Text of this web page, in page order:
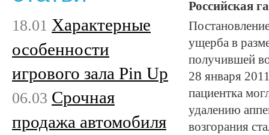
Российская
ущерба в
получившей
28 января
пациентка
удалению
возгорания
18.01 Характерные
особенности
игрового зала Pin Up
06.03 Срочная
продажа автомобиля